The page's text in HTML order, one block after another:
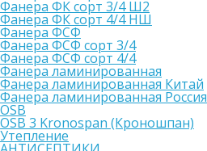
Фанера ФК сорт 3/4 Ш2
Фанера ФК сорт 4/4 НШ
Фанера ФСФ
Фанера ФСФ сорт 3/4
Фанера ФСФ сорт 4/4
Фанера ламинированная
Фанера ламинированная Китай
Фанера ламинированная Россия
OSB
OSB 3 Kronospan (Кроношпан)
Утепление